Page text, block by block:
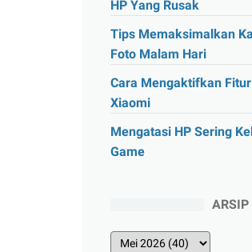
HP Yang Rusak
Tips Memaksimalkan
Foto Malam Hari
Cara Mengaktifkan Fitur
Xiaomi
Mengatasi HP Sering
Game
ARSIP